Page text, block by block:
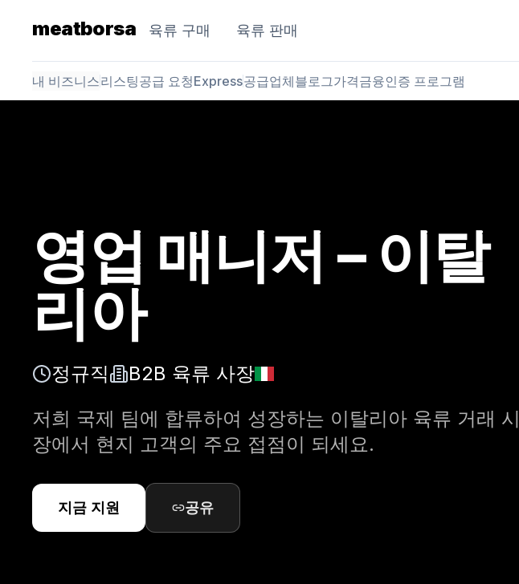
meatborsa 육류 구매 육류 판매
내 비즈니스리스팅공급 요청Express공급업체블로그가격금융인증 프로그램
영업 매니저 – 이탈
리아
정규직
B2B 육류 사장
저희 국제 팀에 합류하여 성장하는 이탈리아 육류 거래 시
장에서 현지 고객의 주요 접점이 되세요.
지금 지원 공유